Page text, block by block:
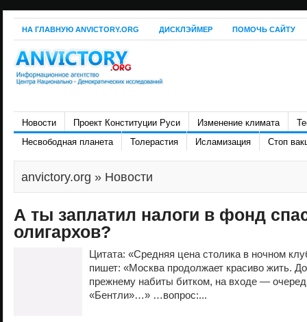
НА ГЛАВНУЮ ANVICTORY.ORG ДИСКЛЭЙМЕР ПОМОЧЬ САЙТУ
Новости Проект Конституции Руси Изменение климата
Несвободная планета
Толерастия Исламизация Стоп
anvictory.org » Новости
А ты заплатил налоги в фонд
олигархов?
Цитата: «Средняя цена столика в ночном
пишет: «Москва продолжает красиво жить.
прежнему набиты битком, на входе —
«Бентли»…» …вопрос:...